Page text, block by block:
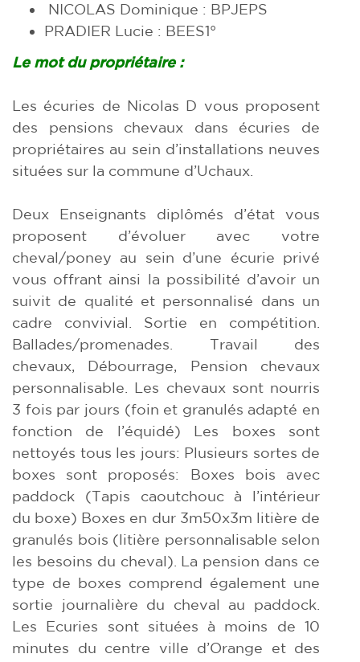
NICOLAS Dominique : BPJEPS
PRADIER Lucie : BEES1°
Le mot du propriétaire :
Les écuries de Nicolas D vous proposent
des pensions chevaux dans écuries de
propriétaires au sein d’installations neuves
situées sur la commune d’Uchaux.
Deux Enseignants diplômés d’état vous
proposent d’évoluer avec votre
cheval/poney au sein d’une écurie privé
vous offrant ainsi la possibilité d’avoir un
suivit de qualité et personnalisé dans un
cadre convivial. Sortie en compétition.
Ballades/promenades. Travail des
chevaux, Débourrage, Pension chevaux
personnalisable. Les chevaux sont nourris
3 fois par jours (foin et granulés adapté en
fonction de l’équidé) Les boxes sont
nettoyés tous les jours: Plusieurs sortes de
boxes sont proposés: Boxes bois avec
paddock (Tapis caoutchouc à l’intérieur
du boxe) Boxes en dur 3m50x3m litière de
granulés bois (litière personnalisable selon
les besoins du cheval). La pension dans ce
type de boxes comprend également une
sortie journalière du cheval au paddock.
Les Ecuries sont situées à moins de 10
minutes du centre ville d’Orange et des